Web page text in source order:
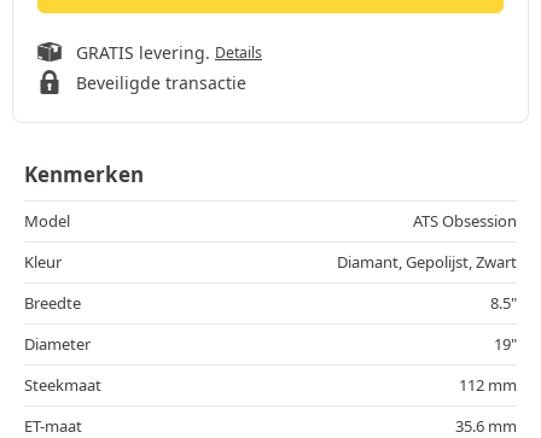
GRATIS levering. Details
Beveiligde transactie
Kenmerken
Model
ATS Obsession
Kleur
Diamant, Gepolijst, Zwart
Breedte
8.5"
Diameter
19"
Steekmaat
112 mm
ET-maat
35.6 mm